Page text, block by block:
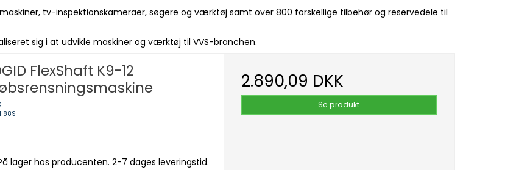
tv-inspektionskameraer, søgere og værktøj samt over 800 forskellige tilbehør og reservedele til
sig i at udvikle maskiner og værktøj til VVS-branchen.
FlexShaft K9-12
889
lager hos producenten. 2-7 dages leveringstid.
2.890,09 DKK
Se produkt